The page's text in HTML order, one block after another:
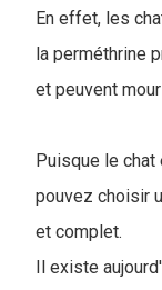
En effet, les
la perméthrine
et peuvent
Puisque le
pouvez choisir
et complet.
Il existe